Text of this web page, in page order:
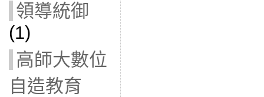
領導統御
(1)
高師大數位
自造教育